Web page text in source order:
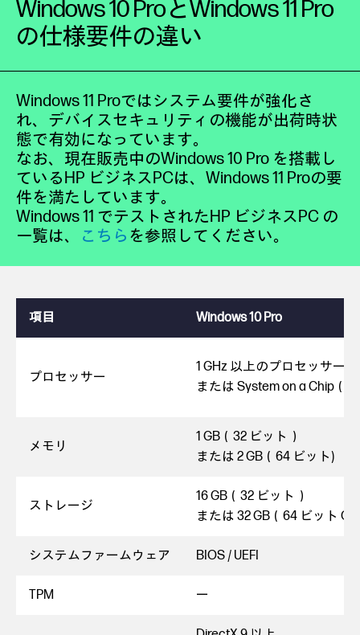
Windows 10 ProとWindows 11 Pro
の仕様要件の違い
Windows 11 Proではシステム要件が強化さ
れ、デバイスセキュリティの機能が出荷時状
態で有効になっています。
なお、現在販売中のWindows 10 Pro を搭載し
ているHP ビジネスPCは、Windows 11 Proの要
件を満たしています。
Windows 11 でテストされたHP ビジネスPC の
一覧は、
こちら を参照してください。
項目 Windows 10 Pro
プロセッサー
1 GHz 以上のプロセッサー
または System on a Chip（
メモリ
1 GB（32 ビット）
または 2 GB（64 ビット)
ストレージ
16 GB（32 ビット）
または 32 GB（64 ビット
システムファームウェア BIOS / UEFI
TPM ー